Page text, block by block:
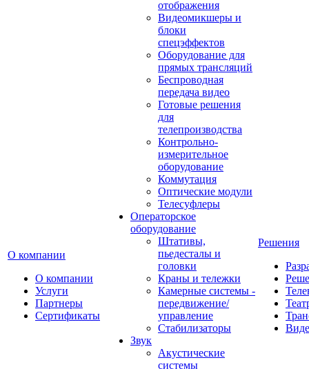
О компании
О компании
Услуги
Партнеры
Сертификаты
отображения
Видеомикшеры и
блоки
спецэффектов
Оборудование для
прямых трансляций
Беспроводная
передача видео
Готовые решения
для
телепроизводства
Контрольно-
измерительное
оборудование
Коммутация
Оптические модули
Телесуфлеры
Операторское
оборудование
Штативы,
пьедесталы и
головки
Краны и тележки
Камерные системы -
передвижение/
управление
Стабилизаторы
Звук
Акустические
системы
Решения